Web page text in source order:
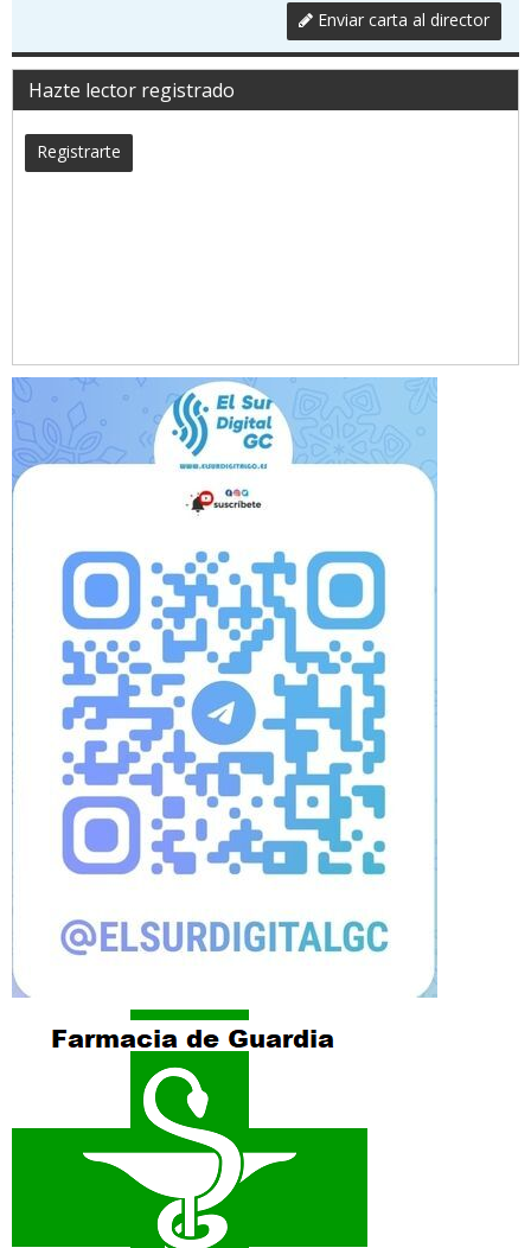
Enviar carta al director
Hazte lector registrado
Registrarte